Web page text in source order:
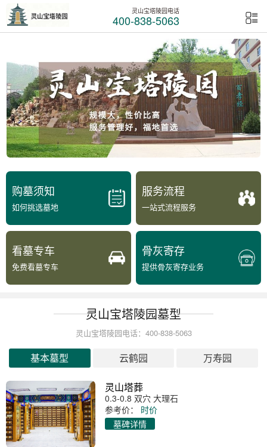
灵山宝塔陵园电话
400-838-5063
购墓须知
如何挑选墓地
服务流程
一站式流程服务
看墓专车
免费看墓专车
骨灰寄存
提供骨灰寄存业务
灵山宝塔陵园墓型
灵山宝塔陵园电话：400-838-5063
基本墓型 云鹤园 万寿园
灵山塔葬
0.3-0.8 双穴 大理石
参考价：
时价
墓碑详情